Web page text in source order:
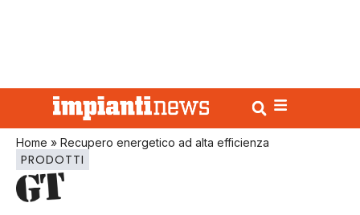
Home » Recupero energetico ad alta efficienza
PRODOTTI